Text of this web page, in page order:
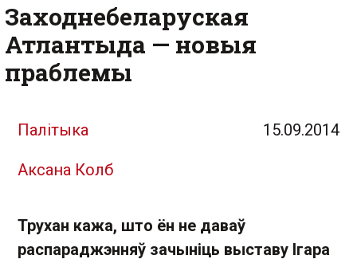
Заходнебеларуская
Атлантыда — новыя
праблемы
Палітыка 15.09.2014
Аксана Колб
Трухан кажа, што ён не даваў
распараджэнняў зачыніць выставу Ігара